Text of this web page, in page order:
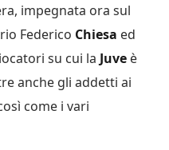
impegnata ora sul
Federico Chiesa ed
su cui la Juve è
anche gli addetti ai
come i vari